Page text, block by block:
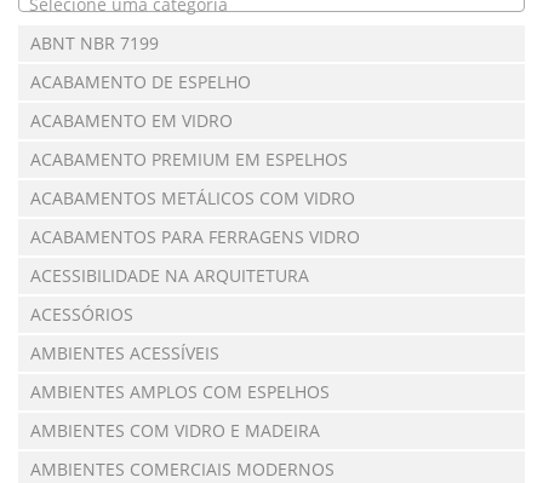
ABNT NBR 7199
ACABAMENTO DE ESPELHO
ACABAMENTO EM VIDRO
ACABAMENTO PREMIUM EM ESPELHOS
ACABAMENTOS METÁLICOS COM VIDRO
ACABAMENTOS PARA FERRAGENS VIDRO
ACESSIBILIDADE NA ARQUITETURA
ACESSÓRIOS
AMBIENTES ACESSÍVEIS
AMBIENTES AMPLOS COM ESPELHOS
AMBIENTES COM VIDRO E MADEIRA
AMBIENTES COMERCIAIS MODERNOS